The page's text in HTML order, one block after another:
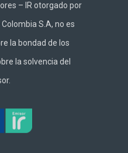
– IR otorgado por
S.A, no es
la bondad de los
la solvencia del